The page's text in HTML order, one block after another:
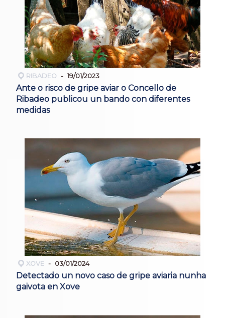
RIBADEO 19/01/2023
Ante o risco de gripe aviar o Concello de
Ribadeo publicou un bando con diferentes
medidas
XOVE 03/01/2024
Detectado un novo caso de gripe aviaria nunha
gaivota en Xove